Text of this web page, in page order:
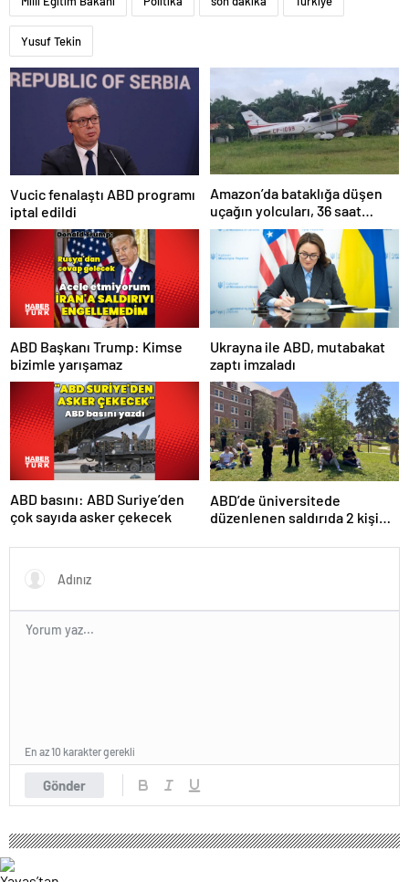
Yusuf Tekin
Vucic fenalaştı ABD programı
iptal edildi
Amazon’da bataklığa düşen
uçağın yolcuları, 36 saat
kurtarılmayı bekledi
ABD Başkanı Trump: Kimse
bizimle yarışamaz
Ukrayna ile ABD, mutabakat
zaptı imzaladı
ABD basını: ABD Suriye’den
çok sayıda asker çekecek
ABD’de üniversitede
düzenlenen saldırıda 2 kişi
Gönder
En az 10 karakter gerekli